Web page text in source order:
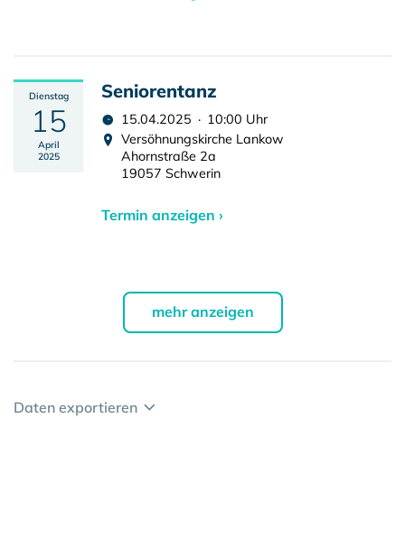
Dienstag
15
April
2025
Seniorentanz
15.04.2025 · 10:00 Uhr
Versöhnungskirche Lankow
Ahornstraße 2a
19057 Schwerin
Termin anzeigen ›
mehr anzeigen
Daten exportieren